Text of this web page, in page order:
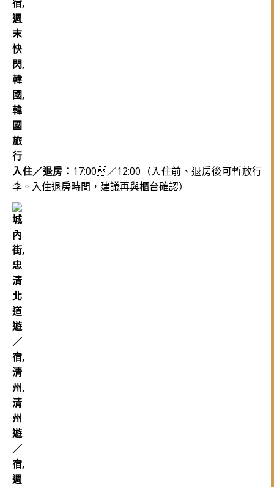
入住／退房： 17:00／12:00（入住前、退房後可暫放行
李。入住退房時間，建議再與櫃台確認）